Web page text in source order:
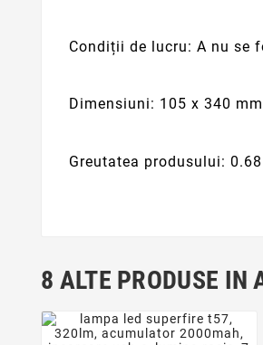
Condiții de lucru: A nu se
Dimensiuni: 105 x 340 mm
Greutatea produsului:
8 ALTE PRODUSE IN